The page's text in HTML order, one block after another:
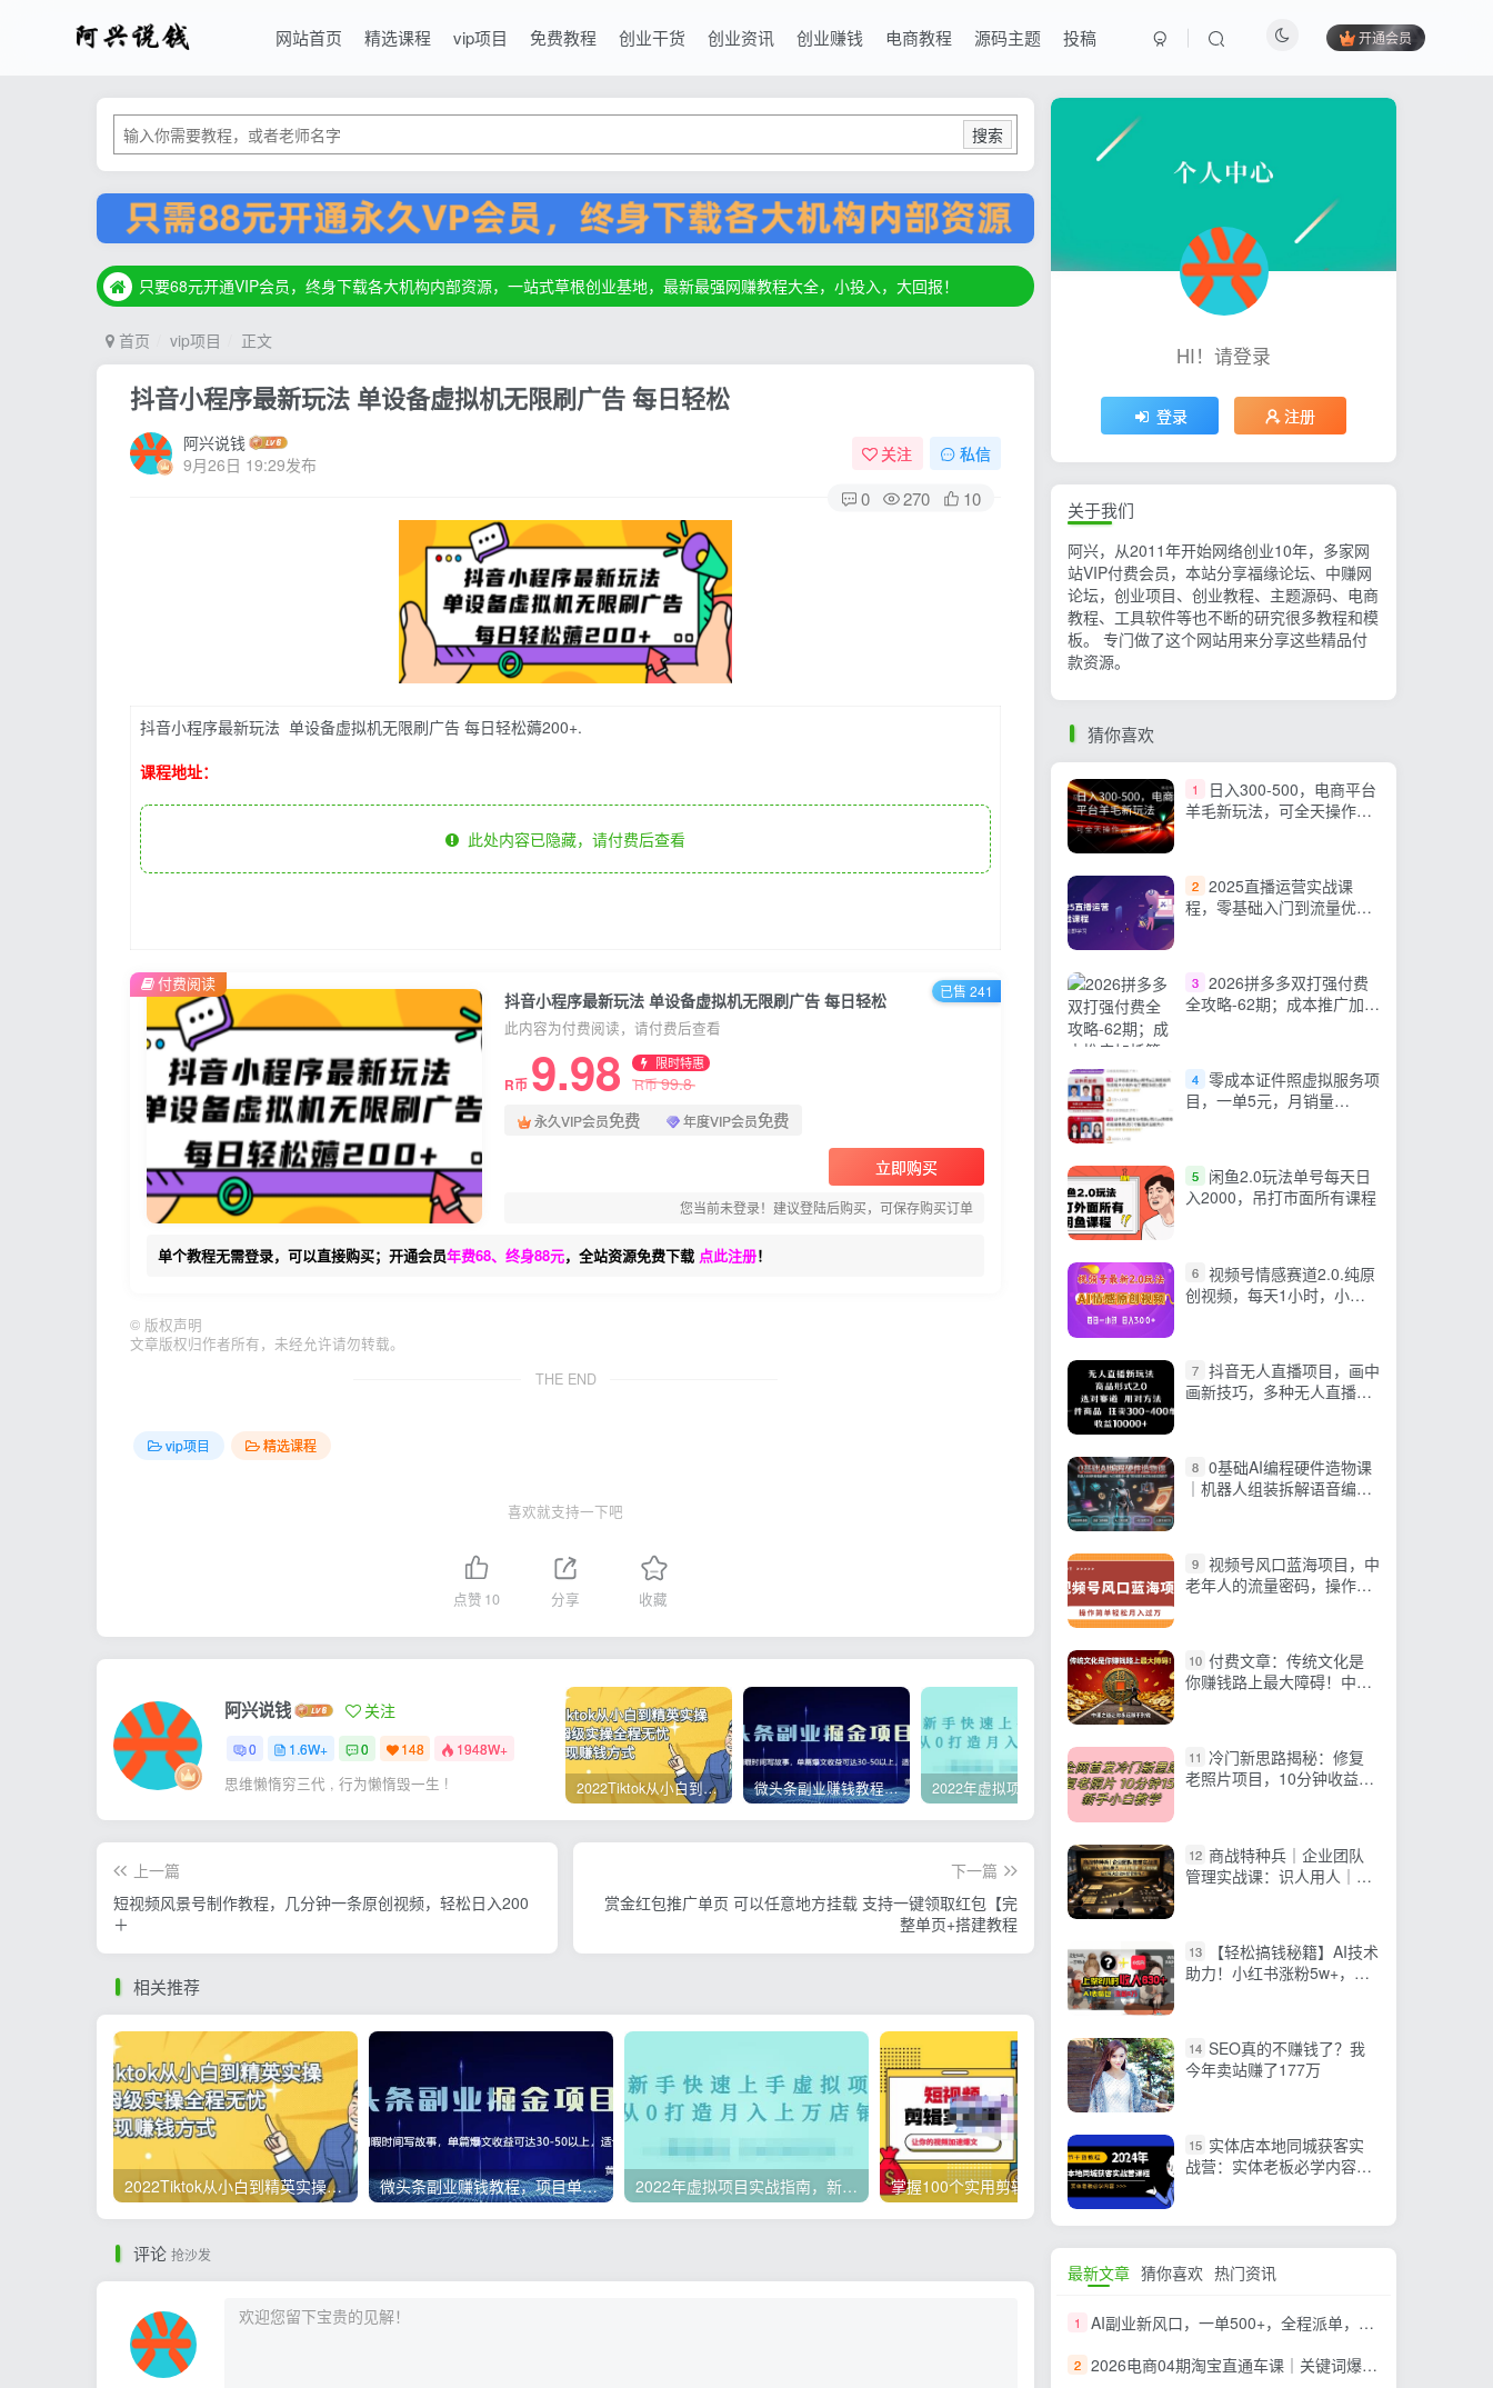
网站首页 精选课程 vip项目 免费教程 创业干货 创业资讯 创业赚钱 电商教程 源码主题 投稿 开通会员
搜索
只要68元开通VIP会员，终身下载各大机构内部资源，一站式草根创业基地，最新最强网赚教程大全，小投入，大回报！
只要68元开通VIP会员，终身下载各大机构内部资源，一站式草根创业基地，最新最强网赚教程大全，小投入，大回报！
只要68元开通VIP会员，终身下载各大机构内部资源，一站式草根创业基地，最新最强网赚教程大全，小投入，大回报！
首页 vip项目 正文
抖音小程序最新玩法 单设备虚拟机无限刷广告 每日轻松
阿兴说钱
9月26日 19:29发布
关注 私信
0 270 10
抖音小程序最新玩法 单设备虚拟机无限刷广告 每日轻松薅200+.
课程地址：
此处内容已隐藏，请付费后查看
抖音小程序最新玩法 单设备虚拟机无限刷广告 每日轻松
此内容为付费阅读，请付费后查看
R币 9.98 限时特惠
R币99.8
永久VIP会员免费 年度VIP会员免费
立即购买
您当前未登录！建议登陆后购买，可保存购买订单
单个教程无需登录，可以直接购买；开通会员年费68、终身88元，全站资源免费下载 点此注册！
付费阅读 已售 241
© 版权声明
文章版权归作者所有，未经允许请勿转载。
THE END
vip项目 精选课程
喜欢就支持一下吧
点赞 10 分享 收藏
阿兴说钱 关注
0 1.6W+ 0 148 1948W+
思维懒惰穷三代 , 行为懒惰毁一生 ! 2022Tiktok从小白到精英实操，0-1保姆级实操全程无忧，多种变现赚钱方式 微头条副业赚钱教程，项目单号单天做到50-100+收益 掌握100个实用剪辑方法，让你的视频加速上热门
上一篇
短视频风景号制作教程，几分钟一条原创视频，轻松日入200
＋
下一篇
赏金红包推广单页 可以任意地方挂载 支持一键领取红包【完
整单页+搭建教程
相关推荐
2022Tiktok从小白到精英实操，0-1保姆级实操全程无忧，多种变现赚钱方式 微头条副业赚钱教程，项目单号单天做到50-100+收益 2022年虚拟项目实战指南，新手从0打造月入上万店铺【视频课程】 掌握100个实用剪辑方法，让你的视频加速上热门
评论 抢沙发
HI！请登录
登录 注册
关于我们
阿兴，从2011年开始网络创业10年，多家网
站VIP付费会员，本站分享福缘论坛、中赚网
论坛，创业项目、创业教程、主题源码、电商
教程、工具软件等也不断的研究很多教程和模
板。 专门做了这个网站用来分享这些精品付
款资源。
猜你喜欢
1
日入300-500，电商平台
羊毛新玩法，可全天操作，
2 2025直播运营实战课
程，零基础入门到流量优
3 2026拼多多双打强付费
全攻略-62期；成本推广加托
4 零成本证件照虚拟服务项
目，一单5元，月销量
5
闲鱼2.0玩法单号每天日
入2000，吊打市面所有课程
6 视频号情感赛道2.0.纯原
创视频，每天1小时，小白
7 抖音无人直播项目，画中
画新技巧，多种无人直播形
8 0基础AI编程硬件造物课
｜机器人组装拆解语音编
9 视频号风口蓝海项目，中
老年人的流量密码，操作简
10 付费文章：传统文化是
你赚钱路上最大障碍！中庸
11 冷门新思路揭秘：修复
老照片项目，10分钟收益
12 商战特种兵｜企业团队
管理实战课：识人用人｜凝
13
【轻松搞钱秘籍】AI技术
助力！小红书涨粉5w+，广
14 SEO真的不赚钱了？我
今年卖站赚了177万
15 实体店本地同城获客实
战营：实体老板必学内容，
最新文章 猜你喜欢 热门资讯
1 AI副业新风口，一单500+，全程派单，0门槛直接干
2 2026电商04期淘宝直通车课｜关键词爆打矩阵，多计划低出价，新品爆款差异化投放实操教学